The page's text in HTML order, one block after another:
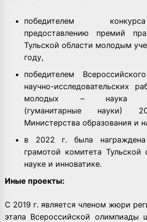
победителем
предоставлению премий
Тульской области молодым
году,
победителем
научно-исследовательских
молодых – наука
(гуманитарные науки)
Министерства образования и
в 2022 г. была награждена
грамотой комитета Тульской
науке и инноватике.
Иные проекты:
С 2019 г. является членом жюри
этапа Всероссийской олимпиады